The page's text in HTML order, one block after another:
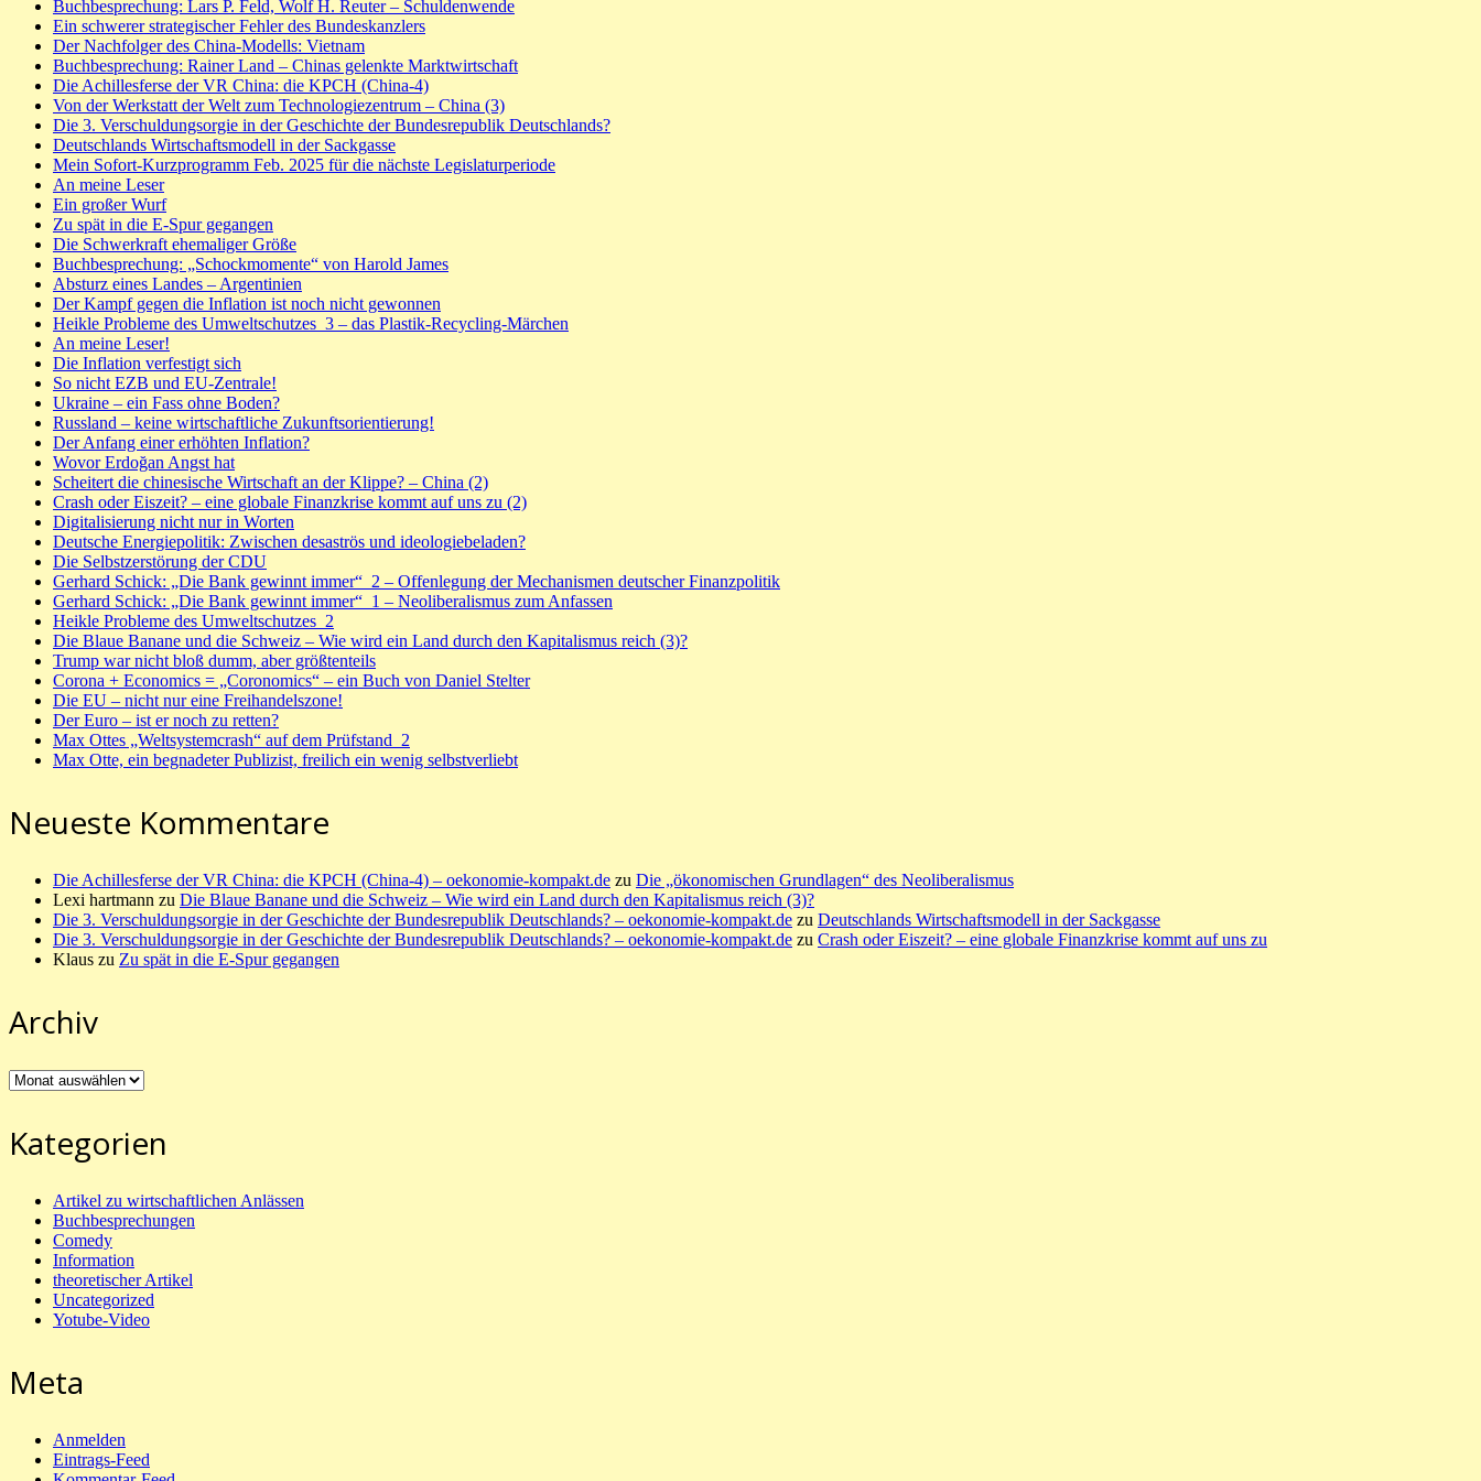
Buchbesprechung: Lars P. Feld, Wolf H. Reuter – Schuldenwende
Ein schwerer strategischer Fehler des Bundeskanzlers
Der Nachfolger des China-Modells: Vietnam
Buchbesprechung: Rainer Land – Chinas gelenkte Marktwirtschaft
Die Achillesferse der VR China: die KPCH (China-4)
Von der Werkstatt der Welt zum Technologiezentrum – China (3)
Die 3. Verschuldungsorgie in der Geschichte der Bundesrepublik Deutschlands?
Deutschlands Wirtschaftsmodell in der Sackgasse
Mein Sofort-Kurzprogramm Feb. 2025 für die nächste Legislaturperiode
An meine Leser
Ein großer Wurf
Zu spät in die E-Spur gegangen
Die Schwerkraft ehemaliger Größe
Buchbesprechung: „Schockmomente“ von Harold James
Absturz eines Landes – Argentinien
Der Kampf gegen die Inflation ist noch nicht gewonnen
Heikle Probleme des Umweltschutzes_3 – das Plastik-Recycling-Märchen
An meine Leser!
Die Inflation verfestigt sich
So nicht EZB und EU-Zentrale!
Ukraine – ein Fass ohne Boden?
Russland – keine wirtschaftliche Zukunftsorientierung!
Der Anfang einer erhöhten Inflation?
Wovor Erdoğan Angst hat
Scheitert die chinesische Wirtschaft an der Klippe? – China (2)
Crash oder Eiszeit? – eine globale Finanzkrise kommt auf uns zu (2)
Digitalisierung nicht nur in Worten
Deutsche Energiepolitik: Zwischen desaströs und ideologiebeladen?
Die Selbstzerstörung der CDU
Gerhard Schick: „Die Bank gewinnt immer“_2 – Offenlegung der Mechanismen deutscher Finanzpolitik
Gerhard Schick: „Die Bank gewinnt immer“_1 – Neoliberalismus zum Anfassen
Heikle Probleme des Umweltschutzes_2
Die Blaue Banane und die Schweiz – Wie wird ein Land durch den Kapitalismus reich (3)?
Trump war nicht bloß dumm, aber größtenteils
Corona + Economics = „Coronomics“ – ein Buch von Daniel Stelter
Die EU – nicht nur eine Freihandelszone!
Der Euro – ist er noch zu retten?
Max Ottes „Weltsystemcrash“ auf dem Prüfstand_2
Max Otte, ein begnadeter Publizist, freilich ein wenig selbstverliebt
Neueste Kommentare
Die Achillesferse der VR China: die KPCH (China-4) – oekonomie-kompakt.de zu Die „ökonomischen Grundlagen“ des Neoliberalismus
Lexi hartmann zu Die Blaue Banane und die Schweiz – Wie wird ein Land durch den Kapitalismus reich (3)?
Die 3. Verschuldungsorgie in der Geschichte der Bundesrepublik Deutschlands? – oekonomie-kompakt.de zu Deutschlands Wirtschaftsmodell in der Sackgasse
Die 3. Verschuldungsorgie in der Geschichte der Bundesrepublik Deutschlands? – oekonomie-kompakt.de zu Crash oder Eiszeit? – eine globale Finanzkrise kommt auf uns zu
Klaus zu Zu spät in die E-Spur gegangen
Archiv
Archiv
Kategorien
Artikel zu wirtschaftlichen Anlässen
Buchbesprechungen
Comedy
Information
theoretischer Artikel
Uncategorized
Yotube-Video
Meta
Anmelden
Eintrags-Feed